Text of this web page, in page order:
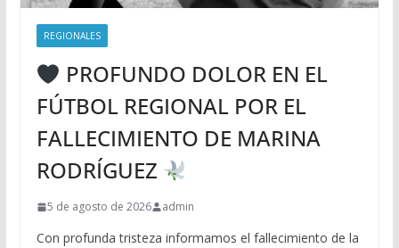
REGIONALES
PROFUNDO DOLOR EN EL
FÚTBOL REGIONAL POR EL
FALLECIMIENTO DE MARINA
RODRÍGUEZ
5 de agosto de 2026 admin
Con profunda tristeza informamos el fallecimiento de la